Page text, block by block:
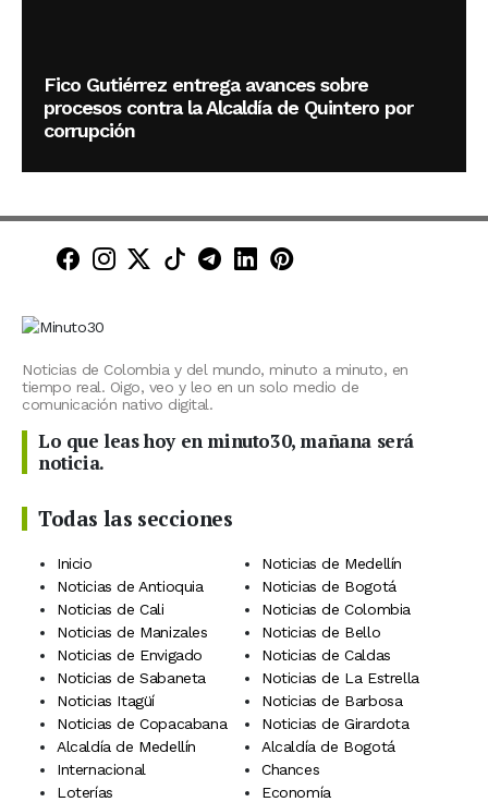
Fico Gutiérrez entrega avances sobre
procesos contra la Alcaldía de Quintero por
corrupción
Minuto30 en Facebook
Minuto30 en Instagram
Minuto30 en X (Twitter)
Minuto30 en TikTok
Canal de Minuto30 en
Minuto30 en LinkedIn
Minuto30 en
Noticias de Colombia y del mundo, minuto a minuto, en
tiempo real. Oigo, veo y leo en un solo medio de
comunicación nativo digital.
Lo que leas hoy en minuto30, mañana será
noticia.
Todas las secciones
Inicio
Noticias de Medellín
Noticias de Antioquia
Noticias de Bogotá
Noticias de Cali
Noticias de Colombia
Noticias de Manizales
Noticias de Bello
Noticias de Envigado
Noticias de Caldas
Noticias de Sabaneta
Noticias de La Estrella
Noticias Itagüí
Noticias de Barbosa
Noticias de Copacabana
Noticias de Girardota
Alcaldía de Medellín
Alcaldía de Bogotá
Internacional
Chances
Loterías
Economía